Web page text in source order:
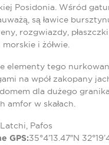
Posidonia. Wśród
są ławice
rozgwiazdy,
i żółwie.
elementy tego
na wpół zakopany
dla dużego
amfor w skałach.
Latchi, Pafos
GPS:35°4’13.47″N